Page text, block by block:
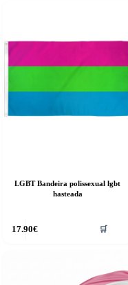
LGBT Bandeira polissexual lgbt
hasteada
17.90€ 🛒